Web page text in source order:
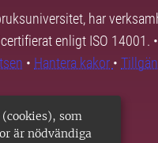
som
är nödvändiga
har
enligt ISO 14001.
• Hantera kakor •